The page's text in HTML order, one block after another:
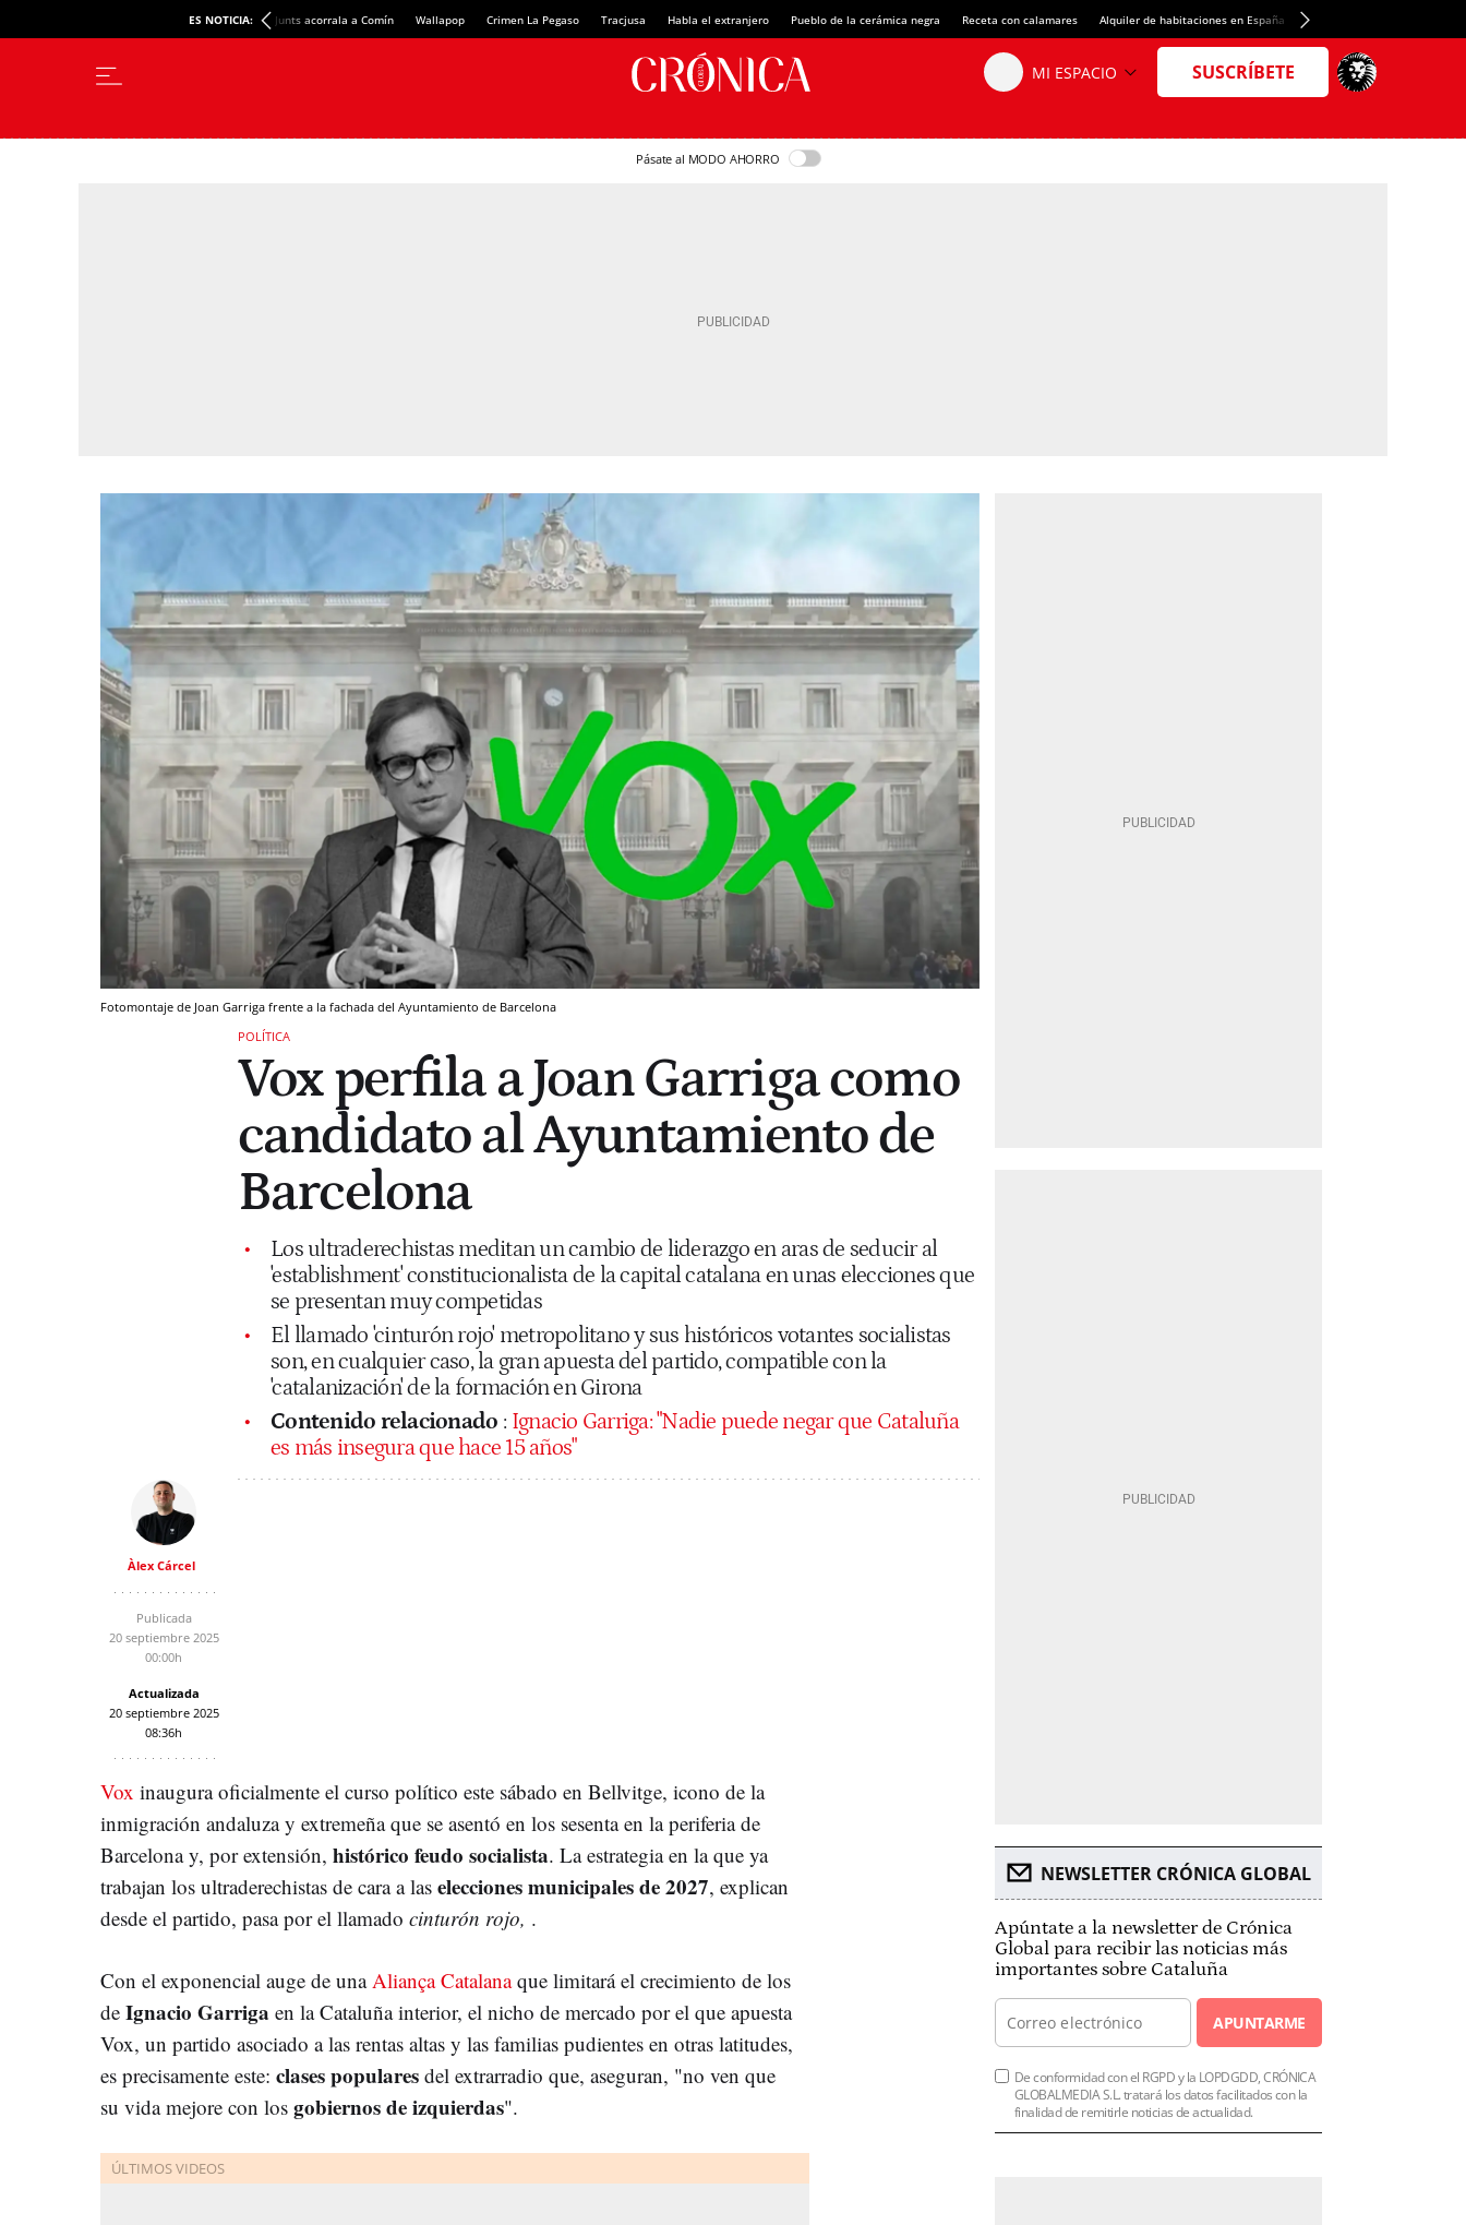
ES NOTICIA: Junts acorrala a Comín Wallapop Crimen La Pegaso Tracjusa Habla el extranjero Pueblo de la cerámica negra Receta con calamares Alquiler de habitaciones en España Crédito del Spotify Camp Nou
Pásate al MODO AHORRO
Fotomontaje de Joan Garriga frente a la fachada del Ayuntamiento de Barcelona
POLÍTICA
Vox perfila a Joan Garriga como
candidato al Ayuntamiento de
Barcelona
Los ultraderechistas meditan un cambio de liderazgo en aras de seducir al
'establishment' constitucionalista de la capital catalana en unas elecciones que
se presentan muy competidas
El llamado 'cinturón rojo' metropolitano y sus históricos votantes socialistas
son, en cualquier caso, la gran apuesta del partido, compatible con la
'catalanización' de la formación en Girona
Contenido relacionado : Ignacio Garriga: "Nadie puede negar que Cataluña
es más insegura que hace 15 años"
Àlex Cárcel
Publicada
20 septiembre 2025
00:00h
Actualizada
20 septiembre 2025
08:36h
Vox inaugura oficialmente el curso político este sábado en Bellvitge, icono de la
inmigración andaluza y extremeña que se asentó en los sesenta en la periferia de
Barcelona y, por extensión, histórico feudo socialista. La estrategia en la que ya
trabajan los ultraderechistas de cara a las elecciones municipales de 2027, explican
desde el partido, pasa por el llamado cinturón rojo, .
Con el exponencial auge de una Aliança Catalanaque limitará el crecimiento de los
de Ignacio Garriga en la Cataluña interior, el nicho de mercado por el que apuesta
Vox, un partido asociado a las rentas altas y las familias pudientes en otras latitudes,
es precisamente este: clases populares del extrarradio que, aseguran, "no ven que
su vida mejore con los gobiernos de izquierdas".
NEWSLETTER CRÓNICA GLOBAL
Apúntate a la newsletter de Crónica
Global para recibir las noticias más
importantes sobre Cataluña
APUNTARME
De conformidad con el RGPD y la LOPDGDD, CRÓNICA
GLOBALMEDIA S.L. tratará los datos facilitados con la
finalidad de remitirle noticias de actualidad.